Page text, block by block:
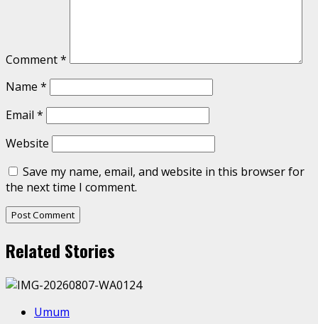
Comment*
Name *
Email *
Website
Save my name, email, and website in this browser for
the next time I comment.
Related Stories
Umum